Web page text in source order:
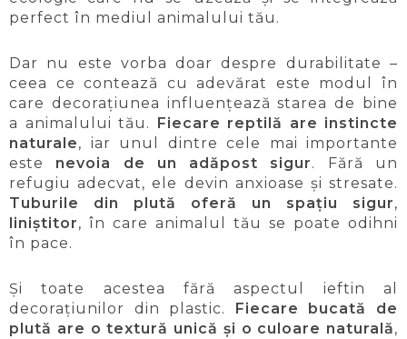
perfect în mediul animalului tău.
Dar nu este vorba doar despre durabilitate –
ceea ce contează cu adevărat este modul în
care decorațiunea influențează starea de bine
a animalului tău.
Fiecare reptilă are instincte
naturale, iar unul dintre cele mai importante
este nevoia de un adăpost sigur. Fără un
refugiu adecvat, ele devin anxioase și stresate.
Tuburile din plută oferă un spațiu sigur,
liniștitor, în care animalul tău se poate odihni
în pace.
Și toate acestea fără aspectul ieftin al
decorațiunilor din plastic.
Fiecare bucată de
plută are o textură unică și o culoare naturală,